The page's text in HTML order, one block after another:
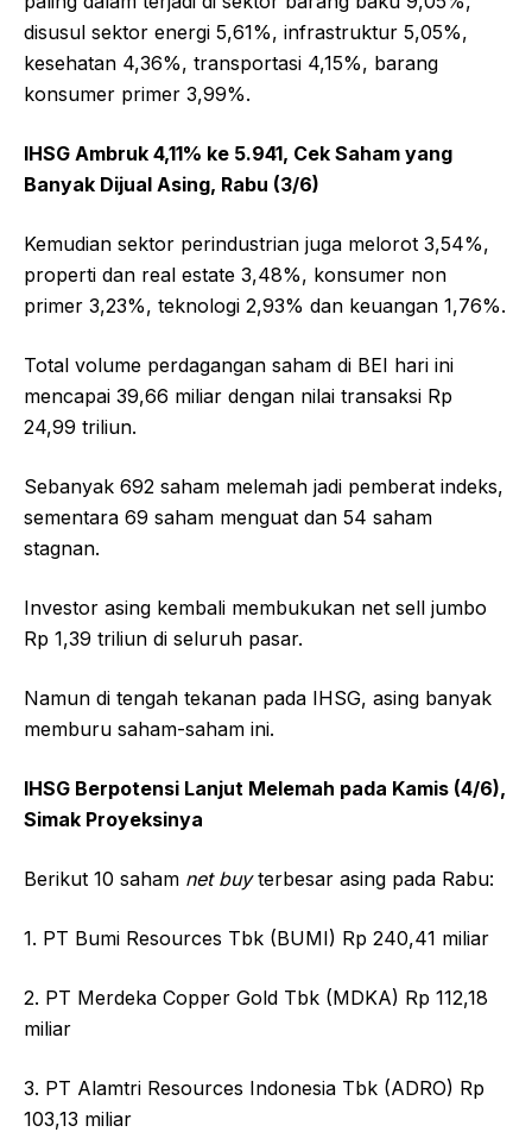
disusul sektor energi 5,61%, infrastruktur 5,05%,
kesehatan 4,36%, transportasi 4,15%, barang
konsumer primer 3,99%.
IHSG Ambruk 4,11% ke 5.941, Cek Saham yang
Banyak Dijual Asing, Rabu (3/6)
Kemudian sektor perindustrian juga melorot 3,54%,
properti dan real estate 3,48%, konsumer non
primer 3,23%, teknologi 2,93% dan keuangan 1,76%.
Total volume perdagangan saham di BEI hari ini
mencapai 39,66 miliar dengan nilai transaksi Rp
24,99 triliun.
Sebanyak 692 saham melemah jadi pemberat indeks,
sementara 69 saham menguat dan 54 saham
stagnan.
Investor asing kembali membukukan net sell jumbo
Rp 1,39 triliun di seluruh pasar.
Namun di tengah tekanan pada IHSG, asing banyak
memburu saham-saham ini.
IHSG Berpotensi Lanjut Melemah pada Kamis (4/6),
Simak Proyeksinya
Berikut 10 saham net buyterbesar asing pada Rabu:
1. PT Bumi Resources Tbk (BUMI) Rp 240,41 miliar
2. PT Merdeka Copper Gold Tbk (MDKA) Rp 112,18
miliar
3. PT Alamtri Resources Indonesia Tbk (ADRO) Rp
103,13 miliar